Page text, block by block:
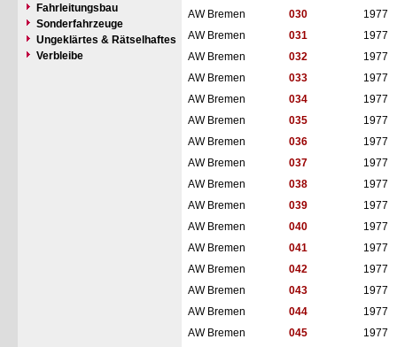
Fahrleitungsbau
Sonderfahrzeuge
Ungeklärtes & Rätselhaftes
Verbleibe
AW Bremen
030
1977
AW Bremen
031
1977
AW Bremen
032
1977
AW Bremen
033
1977
AW Bremen
034
1977
AW Bremen
035
1977
AW Bremen
036
1977
AW Bremen
037
1977
AW Bremen
038
1977
AW Bremen
039
1977
AW Bremen
040
1977
AW Bremen
041
1977
AW Bremen
042
1977
AW Bremen
043
1977
AW Bremen
044
1977
AW Bremen
045
1977